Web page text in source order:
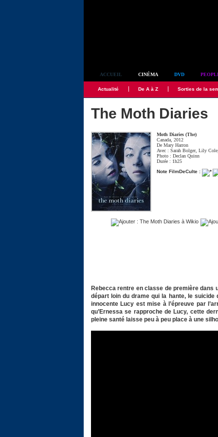
ACCUEIL CINÉMA DVD
Actualité De A à Z Sorties de la
The Moth Diaries
Moth Diaries (The)
Canada, 2012
DeMary Harron
Avec :Sarah Bolger,Lily Cole
Photo :Declan Quinn
Durée : 1h25
Note FilmDeCulte :
Rebecca rentre en classe de première dans
départ loin du drame qui la hante, le
innocente Lucy est mise à l’épreuve par
qu’Ernessa se rapproche de Lucy, cette
pleine santé laisse peu à peu place à une